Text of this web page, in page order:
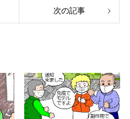
次の記事